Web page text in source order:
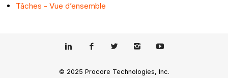
Tâches - Vue d’ensemble
© 2025 Procore Technologies, Inc.